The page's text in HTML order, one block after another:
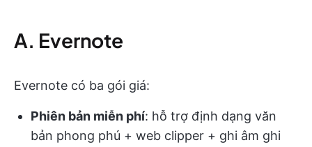
A. Evernote
Evernote có ba gói giá:
Phiên bản miễn phí: hỗ trợ định dạng văn
bản phong phú + web clipper + ghi âm ghi